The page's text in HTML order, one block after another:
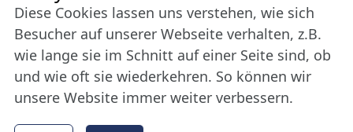
Diese Cookies lassen uns verstehen, wie sich
Besucher auf unserer Webseite verhalten, z.B.
wie lange sie im Schnitt auf einer Seite sind, ob
und wie oft sie wiederkehren. So können wir
unsere Website immer weiter verbessern.